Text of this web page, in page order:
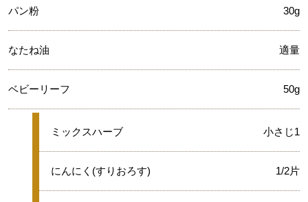
パン粉 30g
なたね油 適量
ベビーリーフ 50g
★
ミックスハーブ 小さじ1
★
にんにく(すりおろす) 1/2片